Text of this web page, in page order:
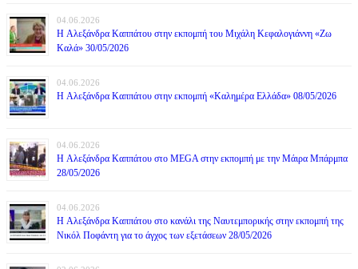
04.06.2026
H Αλεξάνδρα Καππάτου στην εκπομπή του Μιχάλη Κεφαλογιάννη «Ζω
Καλά» 30/05/2026
04.06.2026
H Αλεξάνδρα Καππάτου στην εκπομπή «Καλημέρα Ελλάδα» 08/05/2026
04.06.2026
H Αλεξάνδρα Καππάτου στο MEGA στην εκπομπή με την Μάιρα Mπάρμπα
28/05/2026
04.06.2026
H Αλεξάνδρα Καππάτου στο κανάλι της Ναυτεμπορικής στην εκπομπή της
Νικόλ Ποφάντη για το άγχος των εξετάσεων 28/05/2026